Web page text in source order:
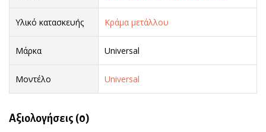
Υλικό κατασκευής Κράμα μετάλλου
Μάρκα Universal
Μοντέλο Universal
Αξιολογήσεις (0)